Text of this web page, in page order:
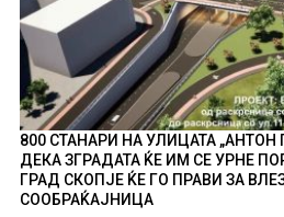
800 СТАНАРИ НА УЛИЦАТА „АНТОН
ДЕКА ЗГРАДАТА ЌЕ ИМ СЕ УРНЕ
ГРАД СКОПЈЕ ЌЕ ГО ПРАВИ ЗА
СООБРАЌАЈНИЦА